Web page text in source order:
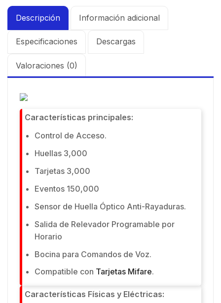
Descripción Información adicional
Especificaciones Descargas
Valoraciones (0)
Características principales:
Control de Acceso.
Huellas 3,000
Tarjetas 3,000
Eventos 150,000
Sensor de Huella Óptico Anti-Rayaduras.
Salida de Relevador Programable por
Horario
Bocina para Comandos de Voz.
Compatible con Tarjetas Mifare.
Características Físicas y Eléctricas: